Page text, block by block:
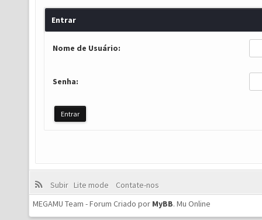
Entrar
Nome de Usuário:
Senha:
Subir Lite mode
Contate-nos
MEGAMU Team - Forum Criado por MyBB. Mu Online